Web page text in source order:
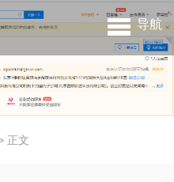
导航
正文